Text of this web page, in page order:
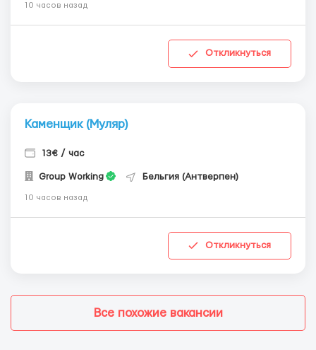
10 часов назад
Откликнуться
Каменщик (Муляр)
13€ / час
Group Working Бельгия (Антверпен)
10 часов назад
Откликнуться
Все похожие вакансии